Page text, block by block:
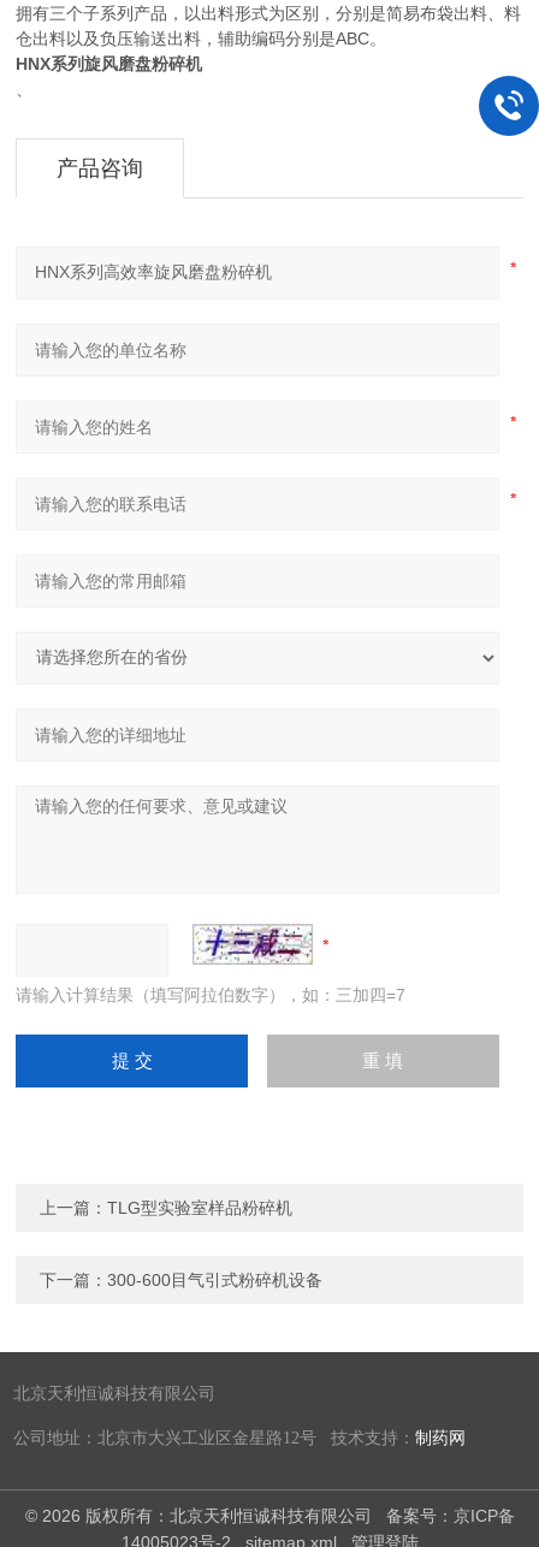
拥有三个子系列产品，以出料形式为区别，分别是简易布袋出料、料
仓出料以及负压输送出料，辅助编码分别是ABC。
HNX系列旋风磨盘粉碎机
产品咨询
请输入计算结果（填写阿拉伯数字），如：三加四=7
上一篇：TLG型实验室样品粉碎机
下一篇：300-600目气引式粉碎机设备
北京天利恒诚科技有限公司
公司地址：北京市大兴工业区金星路12号 技术支持：制药网
© 2026 版权所有：北京天利恒诚科技有限公司 备案号：京ICP备
14005023号-2
sitemap.xml 管理登陆